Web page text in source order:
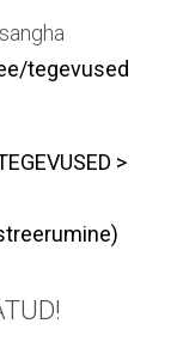
tegevused
>